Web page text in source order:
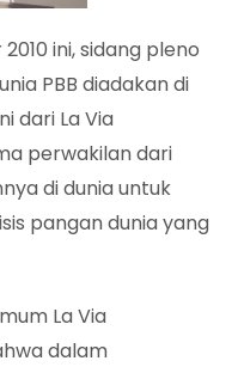
2010 ini, sidang pleno
PBB diadakan di
dari La Via
perwakilan dari
di dunia untuk
pangan dunia yang
La Via
dalam